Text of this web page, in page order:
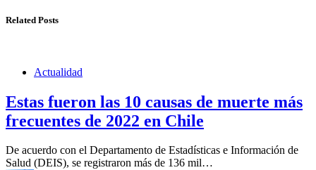
Related Posts
Actualidad
Estas fueron las 10 causas de muerte más
frecuentes de 2022 en Chile
De acuerdo con el Departamento de Estadísticas e Información de
Salud (DEIS), se registraron más de 136 mil…